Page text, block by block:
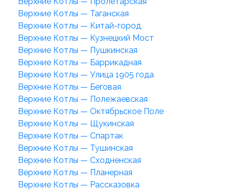
Верхние Котлы — Таганская
Верхние Котлы — Китай-город
Верхние Котлы — Кузнецкий Мост
Верхние Котлы — Пушкинская
Верхние Котлы — Баррикадная
Верхние Котлы — Улица 1905 года
Верхние Котлы — Беговая
Верхние Котлы — Полежаевская
Верхние Котлы — Октябрьское Поле
Верхние Котлы — Щукинская
Верхние Котлы — Спартак
Верхние Котлы — Тушинская
Верхние Котлы — Сходненская
Верхние Котлы — Планерная
Верхние Котлы — Рассказовка